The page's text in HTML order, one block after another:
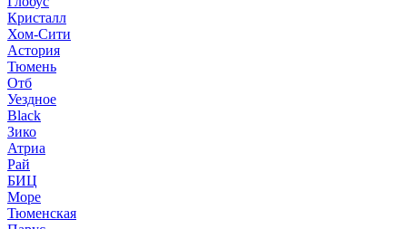
Кристалл
Хом-Сити
Астория
Тюмень
Отб
Уездное
Black
Зико
Атриа
Рай
БИЦ
Море
Тюменская